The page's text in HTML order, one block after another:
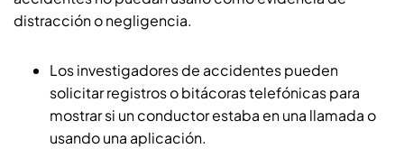
distracción o negligencia.
Los investigadores de accidentes pueden
solicitar registros o bitácoras telefónicas para
mostrar si un conductor estaba en una llamada o
usando una aplicación.